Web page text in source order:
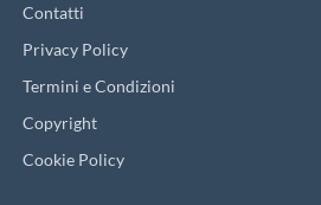
Contatti
Privacy Policy
Termini e Condizioni
Copyright
Cookie Policy